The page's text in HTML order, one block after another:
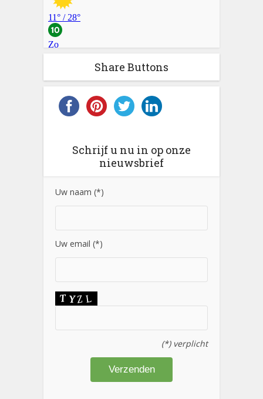
Share Buttons
Schrijf u nu in op onze
nieuwsbrief
Uw naam (*)
Uw email (*)
(*) verplicht